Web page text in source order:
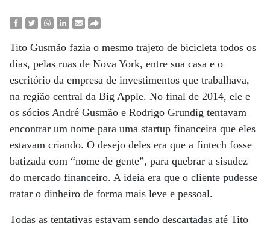
Tito Gusmão fazia o mesmo trajeto de bicicleta todos os
dias, pelas ruas de Nova York, entre sua casa e o
escritório da empresa de investimentos que trabalhava,
na região central da Big Apple. No final de 2014, ele e
os sócios André Gusmão e Rodrigo Grundig tentavam
encontrar um nome para uma startup financeira que eles
estavam criando. O desejo deles era que a fintech fosse
batizada com “nome de gente”, para quebrar a sisudez
do mercado financeiro. A ideia era que o cliente pudesse
tratar o dinheiro de forma mais leve e pessoal.
Todas as tentativas estavam sendo descartadas até Tito